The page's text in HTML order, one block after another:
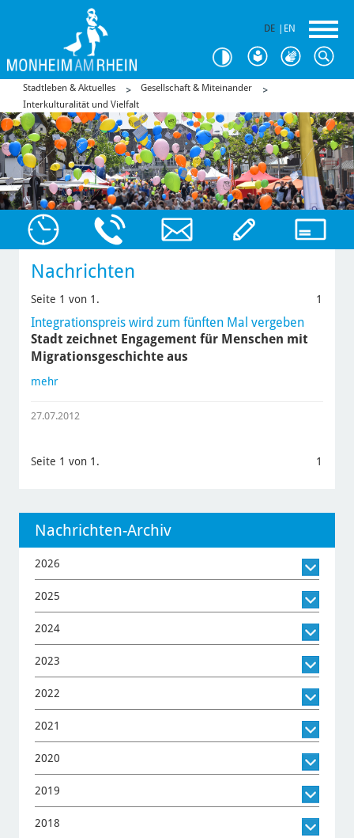
DE EN
Stadtleben & Aktuelles
Gesellschaft & Miteinander
Interkulturalität und Vielfalt
Nachrichten
Seite 1 von 1. 1
Integrationspreis wird zum fünften Mal vergeben
Stadt zeichnet Engagement für Menschen mit
Migrationsgeschichte aus
mehr
27.07.2012
Seite 1 von 1. 1
Nachrichten-Archiv
2026
2025
2024
2023
2022
2021
2020
2019
2018